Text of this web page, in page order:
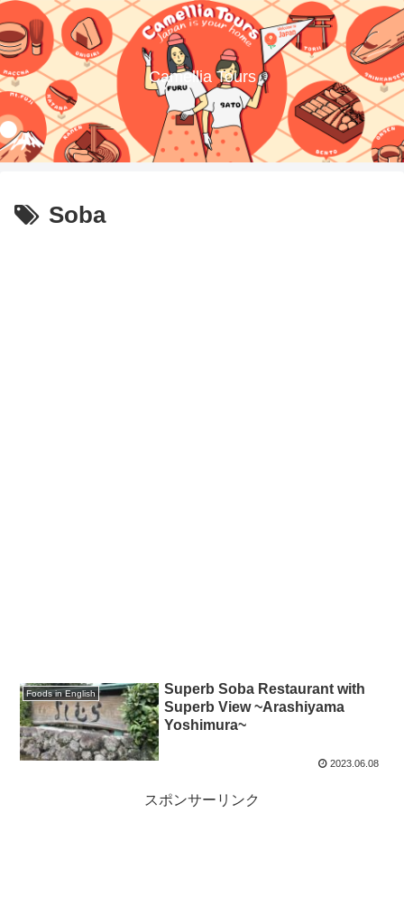
Camellia Tours
Soba
Foods in English
Superb Soba Restaurant with
Superb View ~Arashiyama
Yoshimura~
2023.06.08
スポンサーリンク